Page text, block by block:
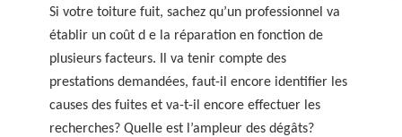
Si votre toiture fuit, sachez qu’un professionnel va
établir un coût d e la réparation en fonction de
plusieurs facteurs. Il va tenir compte des
prestations demandées, faut-il encore identifier les
causes des fuites et va-t-il encore effectuer les
recherches? Quelle est l’ampleur des dégâts?